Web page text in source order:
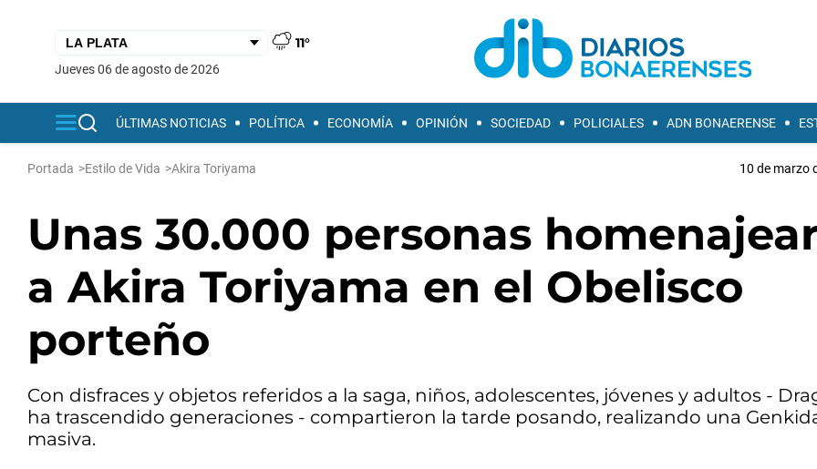
11°
jueves 06 de agosto de 2026
ÚLTIMAS NOTICIAS POLÍTICA ECONOMÍA OPINIÓN SOCIEDAD POLICIALES ADN BONAERENSE
Portada >Estilo de Vida >Akira Toriyama 10 de marzo
Unas 30.000 personas
a Akira Toriyama en el Obelisco
porteño
Con disfraces y objetos referidos a la saga, niños, adolescentes, jóvenes y adultos -
ha trascendido generaciones - compartieron la tarde posando, realizando una
masiva.